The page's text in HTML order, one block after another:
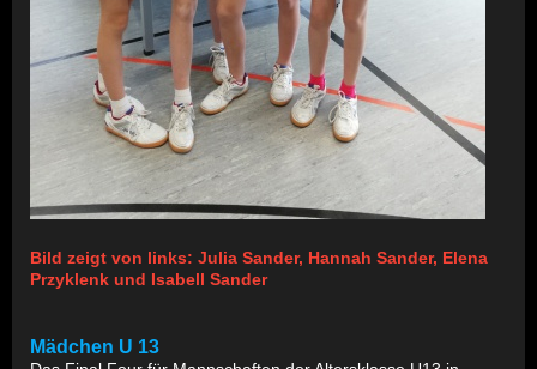
Bild zeigt von links: Julia Sander, Hannah Sander, Elena
Przyklenk und Isabell Sander
Mädchen U 13